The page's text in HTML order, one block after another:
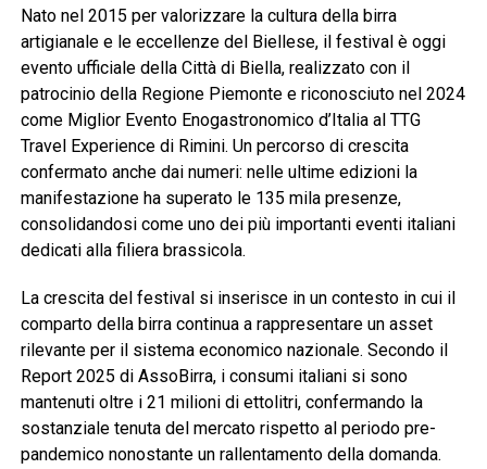
Nato nel 2015 per valorizzare la cultura della birra
artigianale e le eccellenze del Biellese, il festival è oggi
evento ufficiale della Città di Biella, realizzato con il
patrocinio della Regione Piemonte e riconosciuto nel 2024
come Miglior Evento Enogastronomico d’Italia al TTG
Travel Experience di Rimini. Un percorso di crescita
confermato anche dai numeri: nelle ultime edizioni la
manifestazione ha superato le 135 mila presenze,
consolidandosi come uno dei più importanti eventi italiani
dedicati alla filiera brassicola.
La crescita del festival si inserisce in un contesto in cui il
comparto della birra continua a rappresentare un asset
rilevante per il sistema economico nazionale. Secondo il
Report 2025 di AssoBirra, i consumi italiani si sono
mantenuti oltre i 21 milioni di ettolitri, confermando la
sostanziale tenuta del mercato rispetto al periodo pre-
pandemico nonostante un rallentamento della domanda.